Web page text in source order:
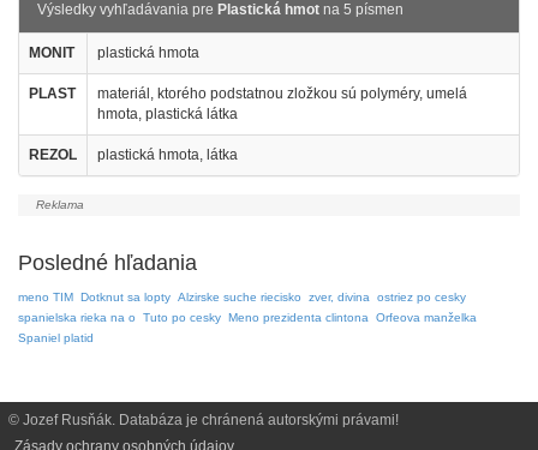
Výsledky vyhľadávania pre Plastická hmot na 5 písmen
MONIT plastická hmota
PLAST
materiál, ktorého podstatnou zložkou sú polyméry, umelá
hmota, plastická látka
REZOL plastická hmota, látka
Posledné hľadania
meno TIM Dotknut sa lopty Alzirske suche riecisko zver, divina
ostriez po cesky
spanielska rieka na o
Tuto po cesky Meno prezidenta clintona
Orfeova manželka
Spaniel platid
© Jozef Rusňák. Databáza je chránená autorskými právami!
Zásady ochrany osobných údajov